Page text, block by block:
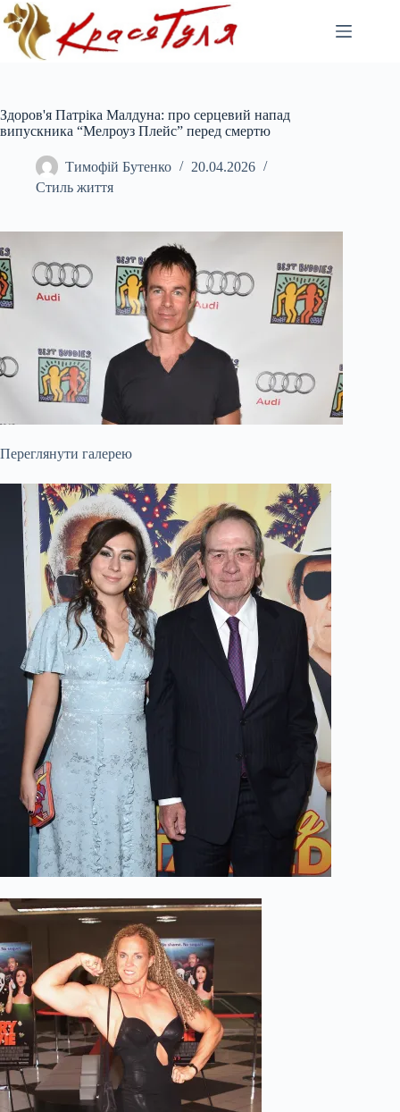
Перейти
до
вмісту
Здоров'я Патріка Малдуна: про серцевий напад
випускника “Мелроуз Плейс” перед смертю
Тимофій Бутенко
20.04.2026
Стиль життя
Переглянути галерею